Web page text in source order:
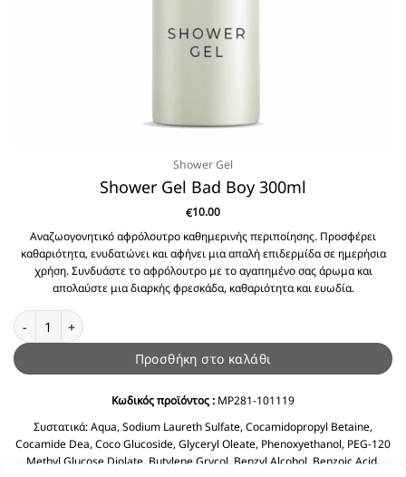
Shower Gel
Shower Gel Bad Boy 300ml
€10.00
Αναζωογονητικό αφρόλουτρο καθημερινής περιποίησης. Προσφέρει
καθαριότητα, ενυδατώνει και αφήνει μια απαλή επιδερμίδα σε ημερήσια
χρήση. Συνδυάστε το αφρόλουτρο με το αγαπημένο σας άρωμα και
απολαύστε μια διαρκής φρεσκάδα, καθαριότητα και ευωδία.
Shower Gel Bad Boy 300ml ποσότητα
Προσθήκη στο καλάθι
Κωδικός προϊόντος : MP281-101119
Συστατικά:Aqua, Sodium Laureth Sulfate, Cocamidopropyl Betaine,
Cocamide Dea, Coco Glucoside, Glyceryl Oleate, Phenoxyethanol, PEG-120
Methyl Glucose Diolate, Butylene Grycol, Benzyl Alcohol, Benzoic Acid,